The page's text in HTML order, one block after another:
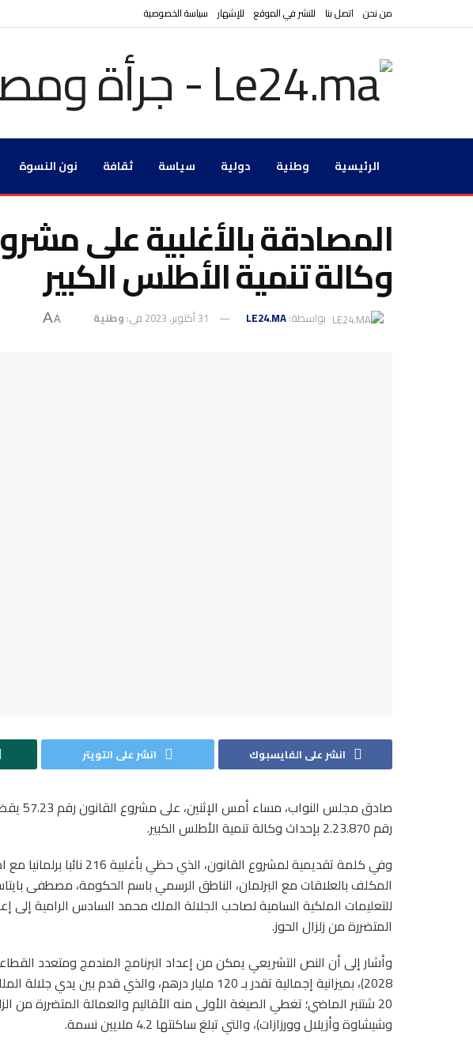
من نحن اتصل بنا للنشر في الموقع للإشهار سياسة الخصوصية
الرئيسية وطنية دولية سياسة ثقافة نون النسوة
المصادقة بالأغلبية على
وكالة تنمية الأطلس الكبير
بواسطة:LE24.MA 31 أكتوبر، 2023 في: وطنية A
A
انشر على الفايسبوك انشر على التويتر
صادق
رقم 2.23.870 بإحداث وكالة تنمية الأطلس الكبير.
وفي كلمة تقديمية لمشروع
المكلف بالعلاقات مع البرلمان، الناطق الرسمي باسم الحكومة، مصطفى
للتعليمات الملكية السامية لصاحب الجلالة الملك محمد السادس الرامية إلى
المتضررة من زلزال الحوز.
2028)، بميزانية إجمالية تقدر بـ 120 مليار درهم، والذي
20 شتنبر الماضي؛ تغطي الصيغة الأولى منه الأقاليم والعمالة المتضررة من
وشيشاوة وأزيلال وورزازات)، والتي تبلغ ساكنتها 4.2 ملايين نسمة.